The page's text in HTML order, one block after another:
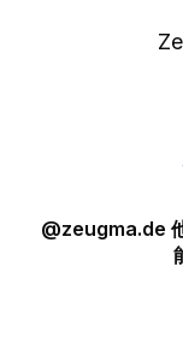
@zeugma.de